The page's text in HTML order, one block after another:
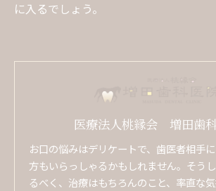
に入るでしょう。
医療法人桃縁会 増田歯
お口の悩みはデリケートで、歯医者相手
方もいらっしゃるかもしれません。そう
るべく、治療はもちろんのこと、率直な